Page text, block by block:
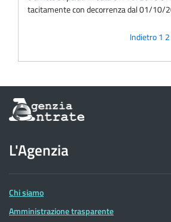
tacitamente con decorrenza dal 01/10/
Indietro1 2
Informazioni
sul
dell'Agenzia
delle
Entrate
L'Agenzia
Chi siamo
Amministrazione trasparente